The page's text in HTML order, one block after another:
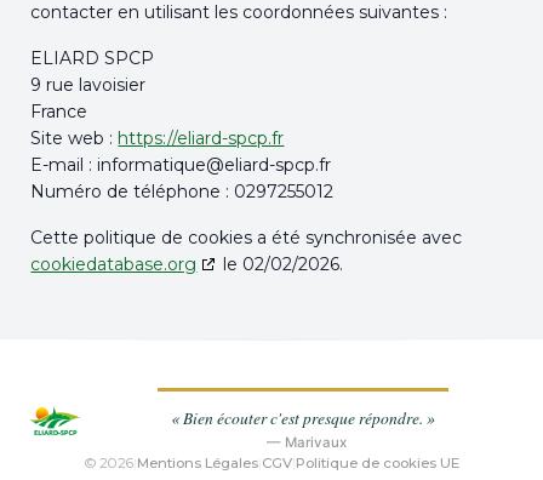
contacter en utilisant les coordonnées suivantes :
ELIARD SPCP
9 rue lavoisier
France
Site web : https://eliard-spcp.fr
E-mail : informatique@eliard-spcp.fr
Numéro de téléphone : 0297255012
Cette politique de cookies a été synchronisée avec
cookiedatabase.org
le 02/02/2026.
« Bien écouter c'est presque répondre. »
— Marivaux
© 2026| Mentions Légales| CGV| Politique de cookies UE